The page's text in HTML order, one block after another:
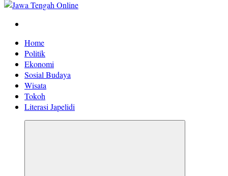
Berita Jawa Tengah Terbaru dan Terkini
Home
Politik
Ekonomi
Sosial Budaya
Wisata
Tokoh
Literasi Japelidi